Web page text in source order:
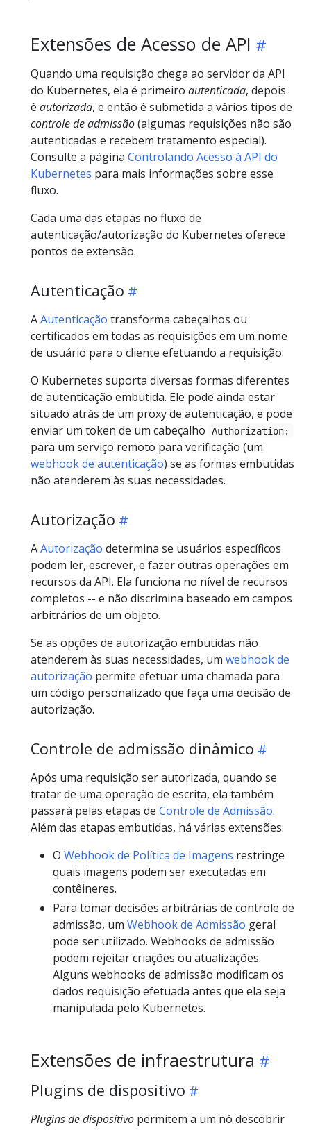
Extensões de Acesso de API
Quando uma requisição chega ao servidor da API
do Kubernetes, ela é primeiro autenticada, depois
é autorizada, e então é submetida a vários tipos de
controle de admissão(algumas requisições não são
autenticadas e recebem tratamento especial).
Consulte a página Controlando Acesso à API do
Kubernetes para mais informações sobre esse
fluxo.
Cada uma das etapas no fluxo de
autenticação/autorização do Kubernetes oferece
pontos de extensão.
Autenticação
AAutenticação transforma cabeçalhos ou
certificados em todas as requisições em um nome
de usuário para o cliente efetuando a requisição.
O Kubernetes suporta diversas formas diferentes
de autenticação embutida. Ele pode ainda estar
situado atrás de um proxy de autenticação, e pode
enviar um token de um cabeçalho
Authorization:
para um serviço remoto para verificação (um
webhook de autenticação) se as formas embutidas
não atenderem às suas necessidades.
Autorização
AAutorização determina se usuários específicos
podem ler, escrever, e fazer outras operações em
recursos da API. Ela funciona no nível de recursos
completos -- e não discrimina baseado em campos
arbitrários de um objeto.
Se as opções de autorização embutidas não
atenderem às suas necessidades, um webhook de
autorização permite efetuar uma chamada para
um código personalizado que faça uma decisão de
autorização.
Controle de admissão dinâmico
Após uma requisição ser autorizada, quando se
tratar de uma operação de escrita, ela também
passará pelas etapas de Controle de Admissão.
Além das etapas embutidas, há várias extensões:
O Webhook de Política de Imagens restringe
quais imagens podem ser executadas em
contêineres.
Para tomar decisões arbitrárias de controle de
admissão, um Webhook de Admissão geral
pode ser utilizado. Webhooks de admissão
podem rejeitar criações ou atualizações.
Alguns webhooks de admissão modificam os
dados requisição efetuada antes que ela seja
manipulada pelo Kubernetes.
Extensões de infraestrutura
Plugins de dispositivo
Plugins de dispositivo permitem a um nó descobrir